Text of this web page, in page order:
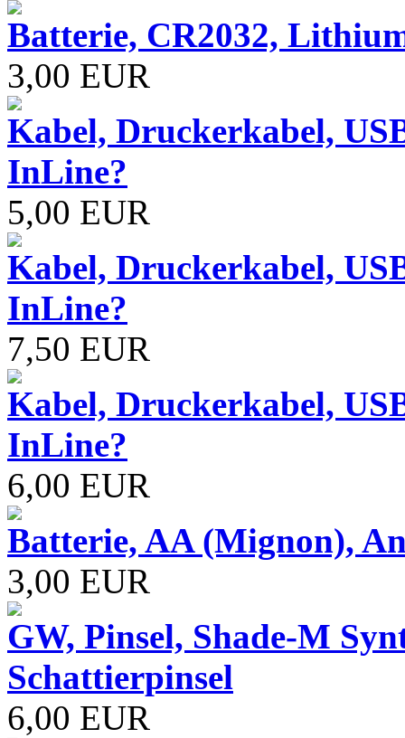
Batterie, CR2032,
3,00 EUR
Kabel, Druckerkabel,
InLine?
5,00 EUR
Kabel, Druckerkabel,
InLine?
7,50 EUR
Kabel, Druckerkabel,
InLine?
6,00 EUR
Batterie, AA (Mignon),
3,00 EUR
GW, Pinsel, Shade-M
Schattierpinsel
6,00 EUR